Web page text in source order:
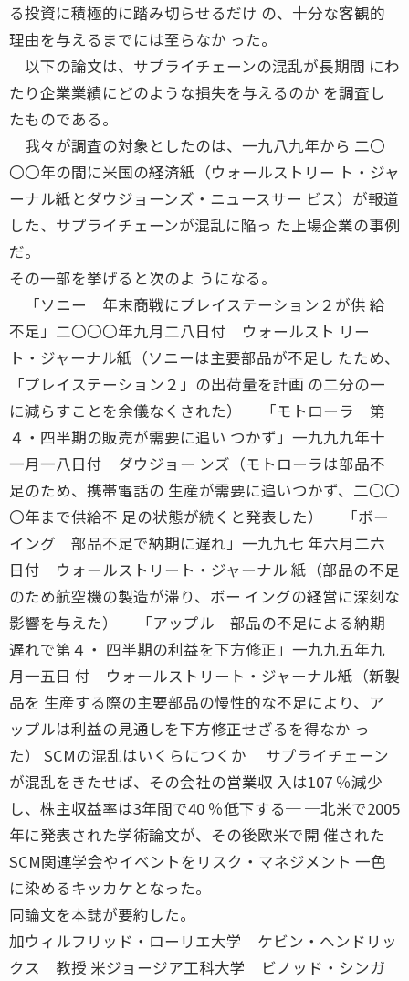
る投資に積極的に踏み切らせるだけ の、十分な客観的
理由を与えるまでには至らなか った。
以下の論文は、サプライチェーンの混乱が長期間 にわ
たり企業業績にどのような損失を与えるのか を調査し
たものである。
我々が調査の対象としたのは、一九八九年から 二〇
〇〇年の間に米国の経済紙（ウォールストリー ト・ジャ
ーナル紙とダウジョーンズ・ニュースサー ビス）が報道
した、サプライチェーンが混乱に陥っ た上場企業の事例
だ。
その一部を挙げると次のよ うになる。
「ソニー 年末商戦にプレイステーション２が供 給
不足」二〇〇〇年九月二八日付 ウォールスト リー
ト・ジャーナル紙（ソニーは主要部品が不足し たため、
「プレイステーション２」の出荷量を計画 の二分の一
に減らすことを余儀なくされた） 「モトローラ 第
４・四半期の販売が需要に追い つかず」一九九九年十
一月一八日付 ダウジョー ンズ（モトローラは部品不
足のため、携帯電話の 生産が需要に追いつかず、二〇〇
〇年まで供給不 足の状態が続くと発表した） 「ボー
イング 部品不足で納期に遅れ」一九九七 年六月二六
日付 ウォールストリート・ジャーナル 紙（部品の不足
のため航空機の製造が滞り、ボー イングの経営に深刻な
影響を与えた） 「アップル 部品の不足による納期
遅れで第４・ 四半期の利益を下方修正」一九九五年九
月一五日 付 ウォールストリート・ジャーナル紙（新製
品を 生産する際の主要部品の慢性的な不足により、ア
ップルは利益の見通しを下方修正せざるを得なか っ
た） SCMの混乱はいくらにつくか サプライチェーン
が混乱をきたせば、その会社の営業収 入は107 ％減少
し、株主収益率は3年間で40 ％低下する─ ─北米で2005
年に発表された学術論文が、その後欧米で開 催された
SCM関連学会やイベントをリスク・マネジメント 一色
に染めるキッカケとなった。
同論文を本誌が要約した。
加ウィルフリッド・ローリエ大学 ケビン・ヘンドリッ
クス 教授 米ジョージア工科大学 ビノッド・シンガ